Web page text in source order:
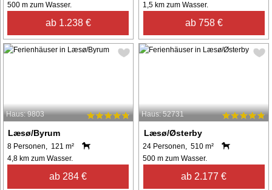
500 m zum Wasser.
ab 1.238 €
1,5 km zum Wasser.
ab 758 €
Haus: 9803
Læsø/Byrum
8 Personen, 121 m²
4,8 km zum Wasser.
ab 284 €
Haus: 52731
Læsø/Østerby
24 Personen, 510 m²
500 m zum Wasser.
ab 2.177 €